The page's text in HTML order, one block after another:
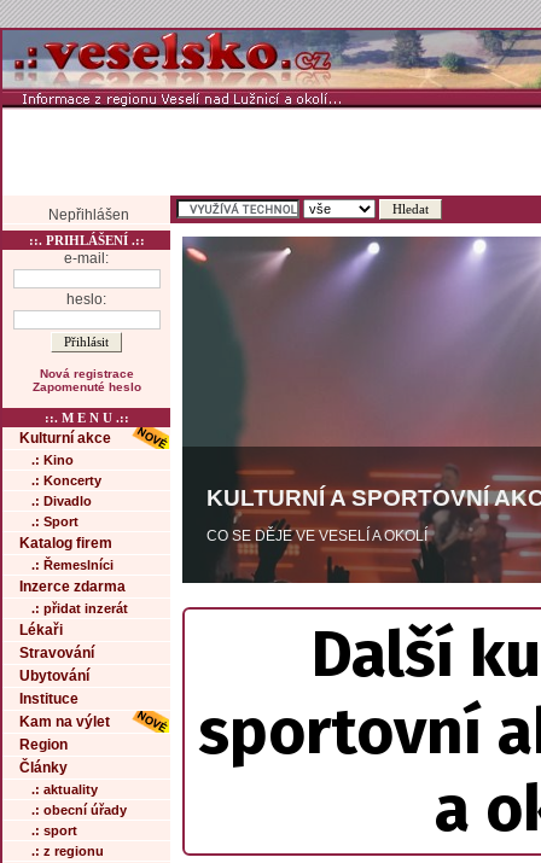
Nepřihlášen
::. PRIHLÁŠENÍ .::
e-mail:
heslo:
Nová registrace
Zapomenuté heslo
::. M E N U .::
Kulturní akce
.: Kino
.: Koncerty
.: Divadlo
.: Sport
Katalog firem
.: Řemeslníci
Inzerce zdarma
.: přidat inzerát
Lékaři
Stravování
Ubytování
Instituce
Kam na výlet
Region
Články
.: aktuality
.: obecní úřady
.: sport
.: z regionu
KULTURNÍ A SPORTOVNÍ
CO SE DĚJE VE VESELÍ A OKOLÍ
Další
sportovní
a